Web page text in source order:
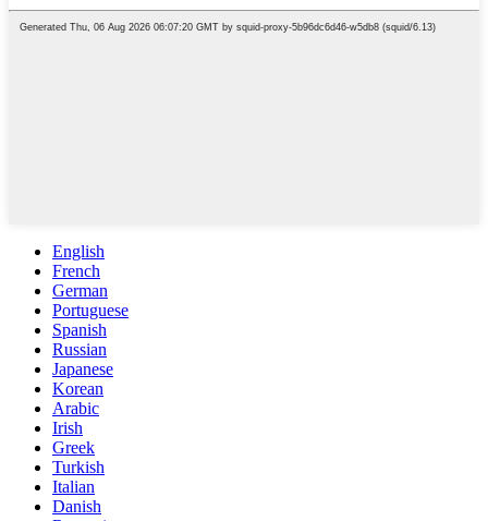
English
French
German
Portuguese
Spanish
Russian
Japanese
Korean
Arabic
Irish
Greek
Turkish
Italian
Danish